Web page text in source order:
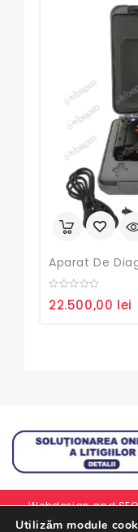
out
22.500,00 lei
Webdesign and
Utilizăm module